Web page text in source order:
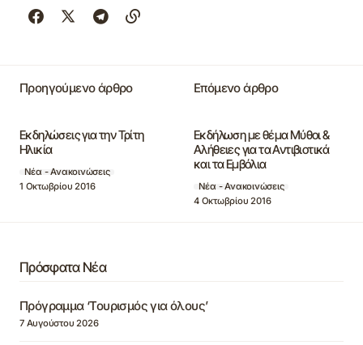
Προηγούμενο άρθρο
Εκδηλώσεις για την Τρίτη
Ηλικία
Νέα - Ανακοινώσεις
1 Οκτωβρίου 2016
Επόμενο άρθρο
Εκδήλωση με θέμα Μύθοι &
Αλήθειες για τα Αντιβιοτικά
και τα Εμβόλια
Νέα - Ανακοινώσεις
4 Οκτωβρίου 2016
Πρόσφατα Νέα
Πρόγραμμα ‘Τουρισμός για όλους’
7 Αυγούστου 2026